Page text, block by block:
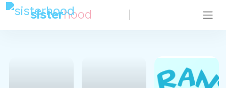
sisterhood